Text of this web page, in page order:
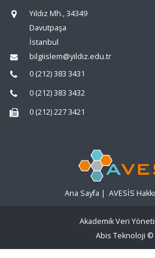
Yıldız Mh., 34349
Davutpaşa
İstanbul
bilgiislem@yildiz.edu.tr
0 (212) 383 3431
0 (212) 383 3432
0 (212) 227 3421
Ana Sayfa | AVESİS
Akademik Veri
Abis Teknoloji ©